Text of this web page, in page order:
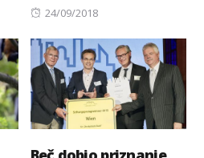
Posted
24/09/2018